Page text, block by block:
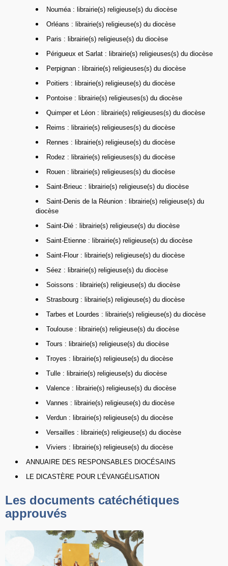
Nouméa : librairie(s) religieuse(s) du diocèse
Orléans : librairie(s) religieuse(s) du diocèse
Paris : librairie(s) religieuse(s) du diocèse
Périgueux et Sarlat : librairie(s) religieuses(s) du diocèse
Perpignan : librairie(s) religieuses(s) du diocèse
Poitiers : librairie(s) religieuse(s) du diocèse
Pontoise : librairie(s) religieuses(s) du diocèse
Quimper et Léon : librairie(s) religieuses(s) du diocèse
Reims : librairie(s) religieuses(s) du diocèse
Rennes : librairie(s) religieuse(s) du diocèse
Rodez : librairie(s) religieuses(s) du diocèse
Rouen : librairie(s) religieuses(s) du diocèse
Saint-Brieuc : librairie(s) religieuse(s) du diocèse
Saint-Denis de la Réunion : librairie(s) religieuse(s) du
diocèse
Saint-Dié : librairie(s) religieuse(s) du diocèse
Saint-Etienne : librairie(s) religieuse(s) du diocèse
Saint-Flour : librairie(s) religieuse(s) du diocèse
Séez : librairie(s) religieuse(s) du diocèse
Soissons : librairie(s) religieuse(s) du diocèse
Strasbourg : librairie(s) religieuse(s) du diocèse
Tarbes et Lourdes : librairie(s) religieuse(s) du diocèse
Toulouse : librairie(s) religieuse(s) du diocèse
Tours : librairie(s) religieuse(s) du diocèse
Troyes : librairie(s) religieuse(s) du diocèse
Tulle : librairie(s) religieuse(s) du diocèse
Valence : librairie(s) religieuse(s) du diocèse
Vannes : librairie(s) religieuse(s) du diocèse
Verdun : librairie(s) religieuse(s) du diocèse
Versailles : librairie(s) religieuse(s) du diocèse
Viviers : librairie(s) religieuse(s) du diocèse
ANNUAIRE DES RESPONSABLES DIOCÉSAINS
LE DICASTÈRE POUR L’ÉVANGÉLISATION
Les documents catéchétiques
approuvés